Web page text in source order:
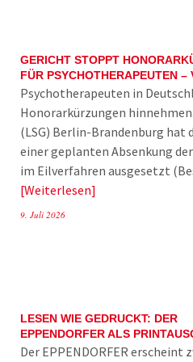
GERICHT STOPPT
FÜR PSYCHOTHERAPEUTEN –
Psychotherapeuten in
Honorarkürzungen
(LSG) Berlin-Brandenburg
einer geplanten Absenkung
im Eilverfahren ausgesetzt
Weiterlesen
9. Juli 2026
LESEN WIE GEDRUCKT: DER
EPPENDORFER ALS
Der EPPENDORFER